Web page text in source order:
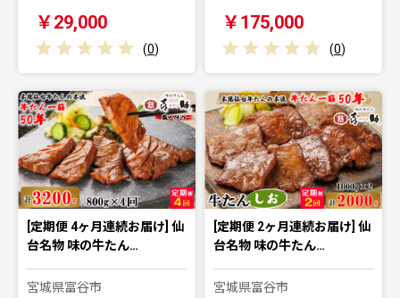
￥29,000
(0)
￥175,000
(0)
[定期便 4ヶ月連続お届け] 仙
台名物 味の牛たん…
宮城県富谷市
[定期便 2ヶ月連続お届け] 仙
台名物 味の牛たん…
宮城県富谷市